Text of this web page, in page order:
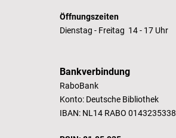
Öffnungszeiten
Dienstag - Freitag 14 - 17 Uhr
Bankverbindung
RaboBank
Konto: Deutsche Bibliothek
IBAN: NL14 RABO 0143235338